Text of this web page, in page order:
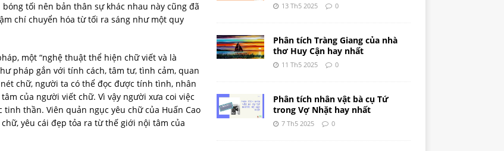
tối nên bản thân sự khác nhau này cũng đã
chí chuyển hóa từ tối ra sáng như một quy
một “nghệ thuật thể hiện chữ viết và là
pháp gắn với tính cách, tâm tư, tình cảm, quan
chữ, người ta có thể đọc được tính tình, nhân
của người viết chữ. Vì vậy người xưa coi việc
thần. Viên quản ngục yêu chữ của Huấn Cao
yêu cái đẹp tỏa ra từ thế giới nội tâm của
13 Th5 2025 0
Phân tích Tràng Giang của nhà
thơ Huy Cận hay nhất
11 Th5 2025 0
Phân tích nhân vật bà cụ Tứ
trong Vợ Nhặt hay nhất
7 Th5 2025 0